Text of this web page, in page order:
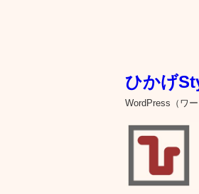
ひかげ
WordPress（ワ